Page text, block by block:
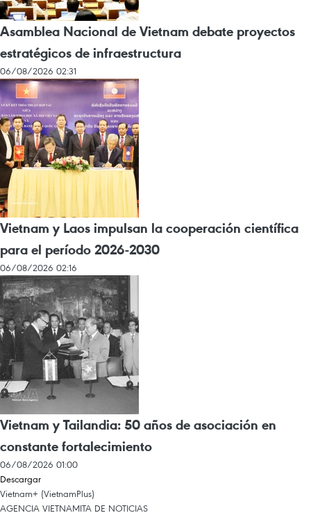
Asamblea Nacional de Vietnam debate proyectos
estratégicos de infraestructura
06/08/2026 02:31
Vietnam y Laos impulsan la cooperación científica
para el período 2026-2030
06/08/2026 02:16
Vietnam y Tailandia: 50 años de asociación en
constante fortalecimiento
06/08/2026 01:00
Descargar
Vietnam+ (VietnamPlus)
AGENCIA VIETNAMITA DE NOTICIAS